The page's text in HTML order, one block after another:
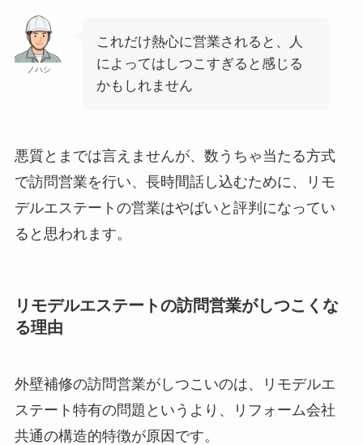
ノハシ
これだけ熱心に営業されると、人
によってはしつこすぎると感じる
かもしれません
悪質とまでは言えませんが、数うちゃ当たる方式
で訪問営業を行い、長時間話し込むために、リモ
デルエステートの営業はやばいと評判になってい
ると思われます。
リモデルエステートの訪問営業がしつこくな
る理由
外壁補修の訪問営業がしつこいのは、リモデルエ
ステート特有の問題というより、リフォーム会社
共通の構造的特徴が原因です。